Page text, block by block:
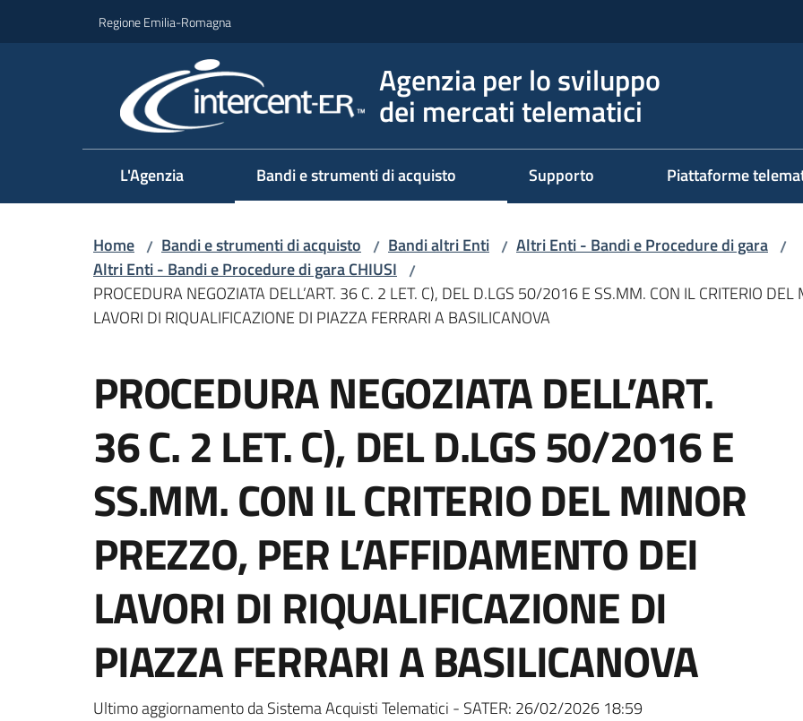
Regione Emilia-Romagna
Agenzia per lo sviluppo
dei mercati telematici
L'Agenzia Bandi e strumenti di acquisto Supporto Piattaforme
Home / Bandi e strumenti di acquisto / Bandi altri Enti / Altri Enti - Bandi e Procedure di gara /
Altri Enti - Bandi e Procedure di gara CHIUSI /
PROCEDURA NEGOZIATA DELL’ART. 36 C. 2 LET. C), DEL D.LGS 50/2016 E SS.MM. CON IL CRITERIO
LAVORI DI RIQUALIFICAZIONE DI PIAZZA FERRARI A BASILICANOVA
PROCEDURA NEGOZIATA DELL’ART.
36 C. 2 LET. C), DEL D.LGS 50/2016 E
SS.MM. CON IL CRITERIO DEL MINOR
PREZZO, PER L’AFFIDAMENTO DEI
LAVORI DI RIQUALIFICAZIONE DI
PIAZZA FERRARI A BASILICANOVA
Ultimo aggiornamento da Sistema Acquisti Telematici - SATER: 26/02/2026 18:59